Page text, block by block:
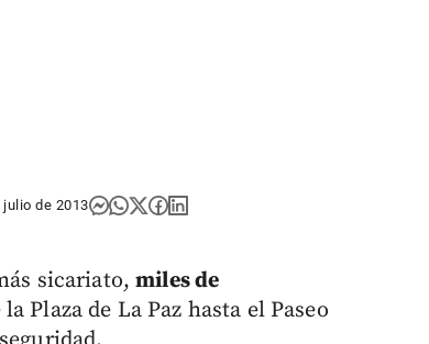
julio de 2013
sicariato,miles de
Plaza de La Paz hasta el Paseo